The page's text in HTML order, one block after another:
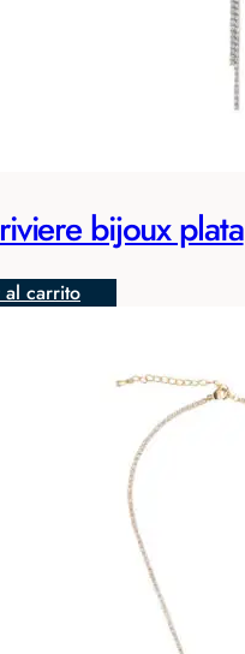
bijoux plata
carrito